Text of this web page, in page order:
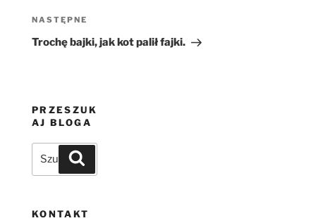
Następny
wpis
NASTĘPNE
Trochę bajki, jak kot palił fajki.
PRZESZUK
AJ BLOGA
Szukaj:
KONTAKT